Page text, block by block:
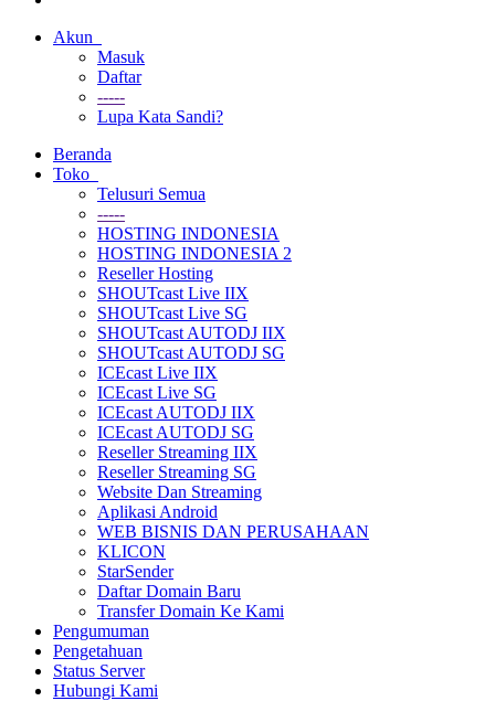
Akun
Masuk
Daftar
-----
Lupa Kata Sandi?
Beranda
Toko
Telusuri Semua
-----
HOSTING INDONESIA
HOSTING INDONESIA 2
Reseller Hosting
SHOUTcast Live IIX
SHOUTcast Live SG
SHOUTcast AUTODJ IIX
SHOUTcast AUTODJ SG
ICEcast Live IIX
ICEcast Live SG
ICEcast AUTODJ IIX
ICEcast AUTODJ SG
Reseller Streaming IIX
Reseller Streaming SG
Website Dan Streaming
Aplikasi Android
WEB BISNIS DAN PERUSAHAAN
KLICON
StarSender
Daftar Domain Baru
Transfer Domain Ke Kami
Pengumuman
Pengetahuan
Status Server
Hubungi Kami